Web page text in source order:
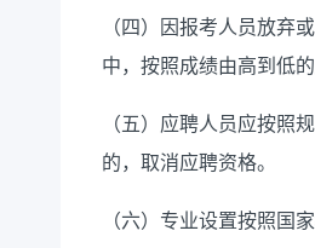
（四）因报考人员放弃
中，按照成绩由高到低
（五）应聘人员应按照
的，取消应聘资格。
（六）专业设置按照国